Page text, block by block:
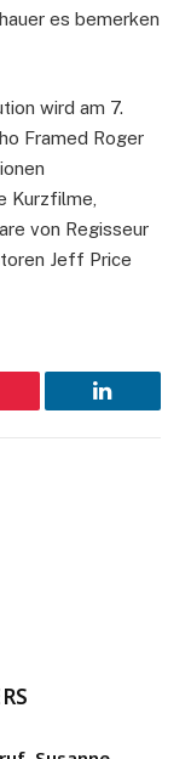
es bemerken
wird am 7.
Framed Roger
Kurzfilme,
von Regisseur
Jeff Price
LinkedIn